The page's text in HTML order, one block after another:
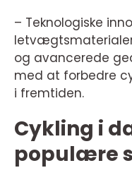
– Teknologiske
og avancerede
med at forbedre
i fremtiden.
Cykling i
populære